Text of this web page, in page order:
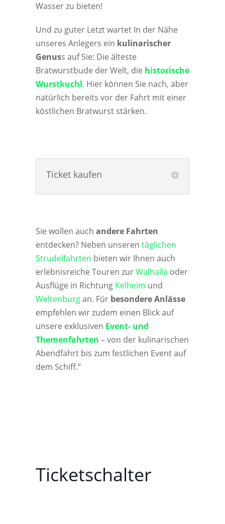
Wasser zu bieten!
Und zu guter Letzt wartet In der Nähe
unseres Anlegers ein kulinarischer
Genuss auf Sie: Die älteste
Bratwurstbude der Welt, die historische
Wurstkuchl. Hier können Sie nach, aber
natürlich bereits vor der Fahrt mit einer
köstlichen Bratwurst stärken.
Ticket kaufen
Sie wollen auch andere Fahrten
entdecken? Neben unseren täglichen
Strudelfahrten bieten wir Ihnen auch
erlebnisreiche Touren zurWalhalla oder
Ausflüge in Richtung Kelheim und
Weltenburgan. Für besondere Anlässe
empfehlen wir zudem einen Blick auf
unsere exklusiven Event- und
Themenfahrten – von der kulinarischen
Abendfahrt bis zum festlichen Event auf
dem Schiff.“
Ticketschalter